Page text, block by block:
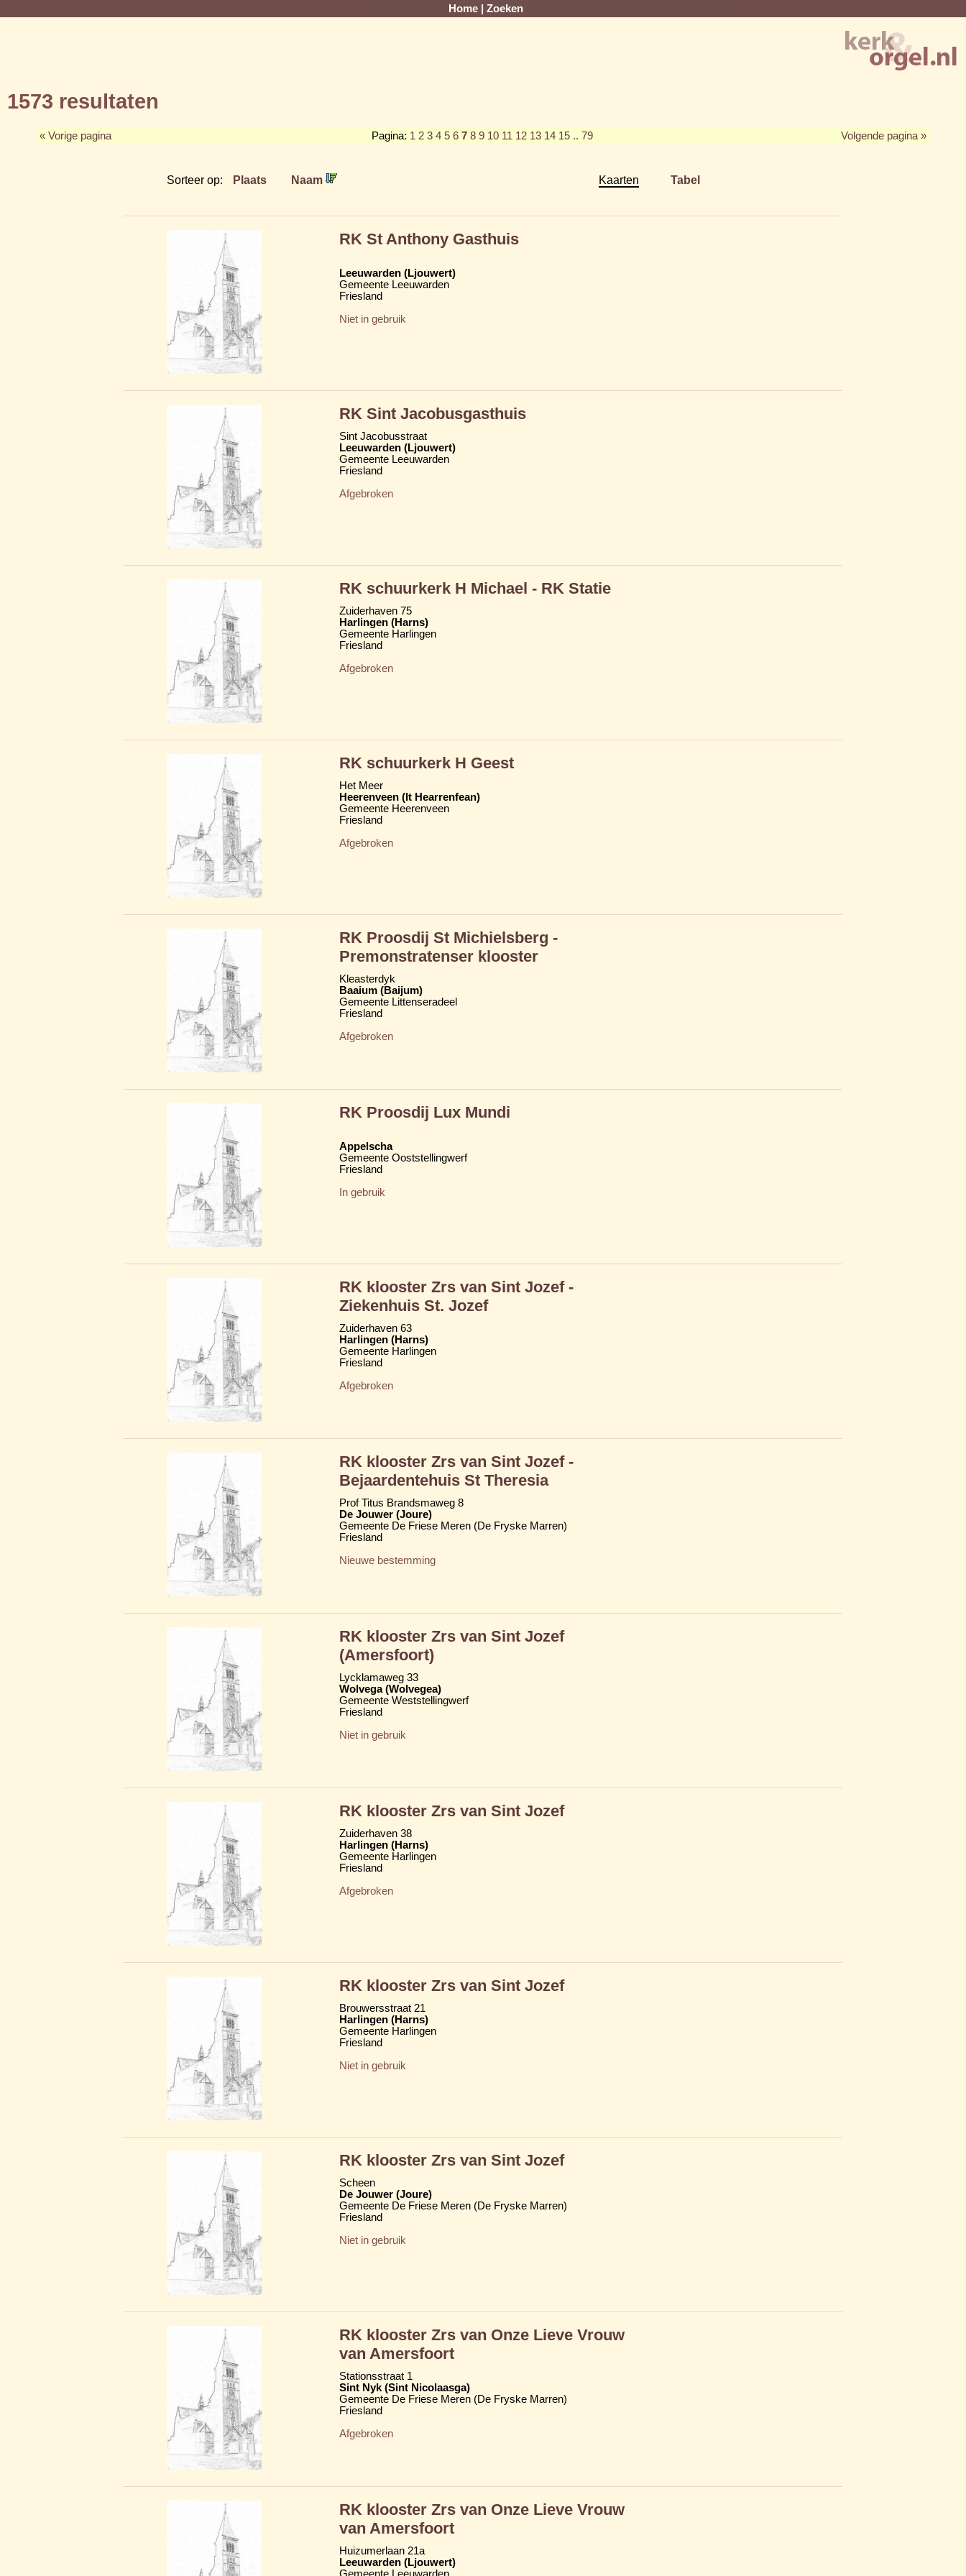
Home Zoeken
1573 resultaten
« Vorige pagina Pagina: 1 2 3 4 5 6 7 8 9 10 11 12 13 14 15 .. 79 Volgende pagina »
Sorteer op: Plaats Naam Kaarten Tabel
RK St Anthony Gasthuis
Leeuwarden (Ljouwert)
Gemeente Leeuwarden
Friesland
Niet in gebruik
RK Sint Jacobusgasthuis
Sint Jacobusstraat
Leeuwarden (Ljouwert)
Gemeente Leeuwarden
Friesland
Afgebroken
RK schuurkerk H Michael - RK Statie
Zuiderhaven 75
Harlingen (Harns)
Gemeente Harlingen
Friesland
Afgebroken
RK schuurkerk H Geest
Het Meer
Heerenveen (It Hearrenfean)
Gemeente Heerenveen
Friesland
Afgebroken
RK Proosdij St Michielsberg -
Premonstratenser klooster
Kleasterdyk
Baaium (Baijum)
Gemeente Littenseradeel
Friesland
Afgebroken
RK Proosdij Lux Mundi
Appelscha
Gemeente Ooststellingwerf
Friesland
In gebruik
RK klooster Zrs van Sint Jozef -
Ziekenhuis St. Jozef
Zuiderhaven 63
Harlingen (Harns)
Gemeente Harlingen
Friesland
Afgebroken
RK klooster Zrs van Sint Jozef -
Bejaardentehuis St Theresia
Prof Titus Brandsmaweg 8
De Jouwer (Joure)
Gemeente De Friese Meren (De Fryske Marren)
Friesland
Nieuwe bestemming
RK klooster Zrs van Sint Jozef
(Amersfoort)
Lycklamaweg 33
Wolvega (Wolvegea)
Gemeente Weststellingwerf
Friesland
Niet in gebruik
RK klooster Zrs van Sint Jozef
Zuiderhaven 38
Harlingen (Harns)
Gemeente Harlingen
Friesland
Afgebroken
RK klooster Zrs van Sint Jozef
Brouwersstraat 21
Harlingen (Harns)
Gemeente Harlingen
Friesland
Niet in gebruik
RK klooster Zrs van Sint Jozef
Scheen
De Jouwer (Joure)
Gemeente De Friese Meren (De Fryske Marren)
Friesland
Niet in gebruik
RK klooster Zrs van Onze Lieve Vrouw
van Amersfoort
Stationsstraat 1
Sint Nyk (Sint Nicolaasga)
Gemeente De Friese Meren (De Fryske Marren)
Friesland
Afgebroken
RK klooster Zrs van Onze Lieve Vrouw
van Amersfoort
Huizumerlaan 21a
Leeuwarden (Ljouwert)
Gemeente Leeuwarden